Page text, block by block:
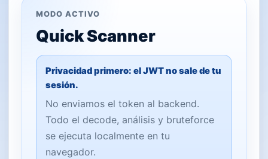
MODO ACTIVO
Quick Scanner
Privacidad primero: el JWT no sale de tu
sesión.
No enviamos el token al backend.
Todo el decode, análisis y bruteforce
se ejecuta localmente en tu
navegador.